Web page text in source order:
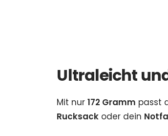
Ultraleicht
Mit nur172 Gramm passt
Rucksack oder dein